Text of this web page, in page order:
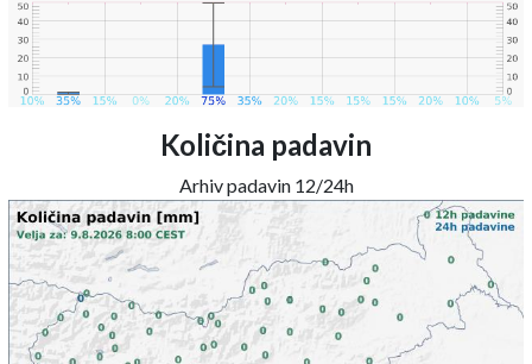
Količina padavin
Arhiv padavin 12/24h